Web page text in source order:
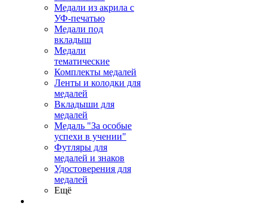
Медали из акрила с
УФ-печатью
Медали под
вкладыш
Медали
тематические
Комплекты медалей
Ленты и колодки для
медалей
Вкладыши для
медалей
Медаль "За особые
успехи в учении"
Футляры для
медалей и знаков
Удостоверения для
медалей
Ещё